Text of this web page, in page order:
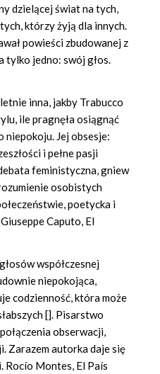
dzielącej świat na tych,
którzy żyją dla innych.
powieści zbudowanej z
tylko jedno: swój głos.
inna, jakby Trabucco
ile pragnęła osiągnąć
niepokoju. Jej obsesje:
i pełne pasji
feministyczna, gniew
osobistych
poetycka i
Caputo, El
współczesnej
niepokojąca,
codzienność, która może
[]. Pisarstwo
obserwacji,
Zarazem autorka daje się
Rocío Montes, El País